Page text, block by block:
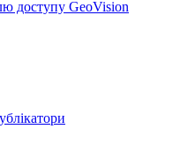
доступу GeoVision